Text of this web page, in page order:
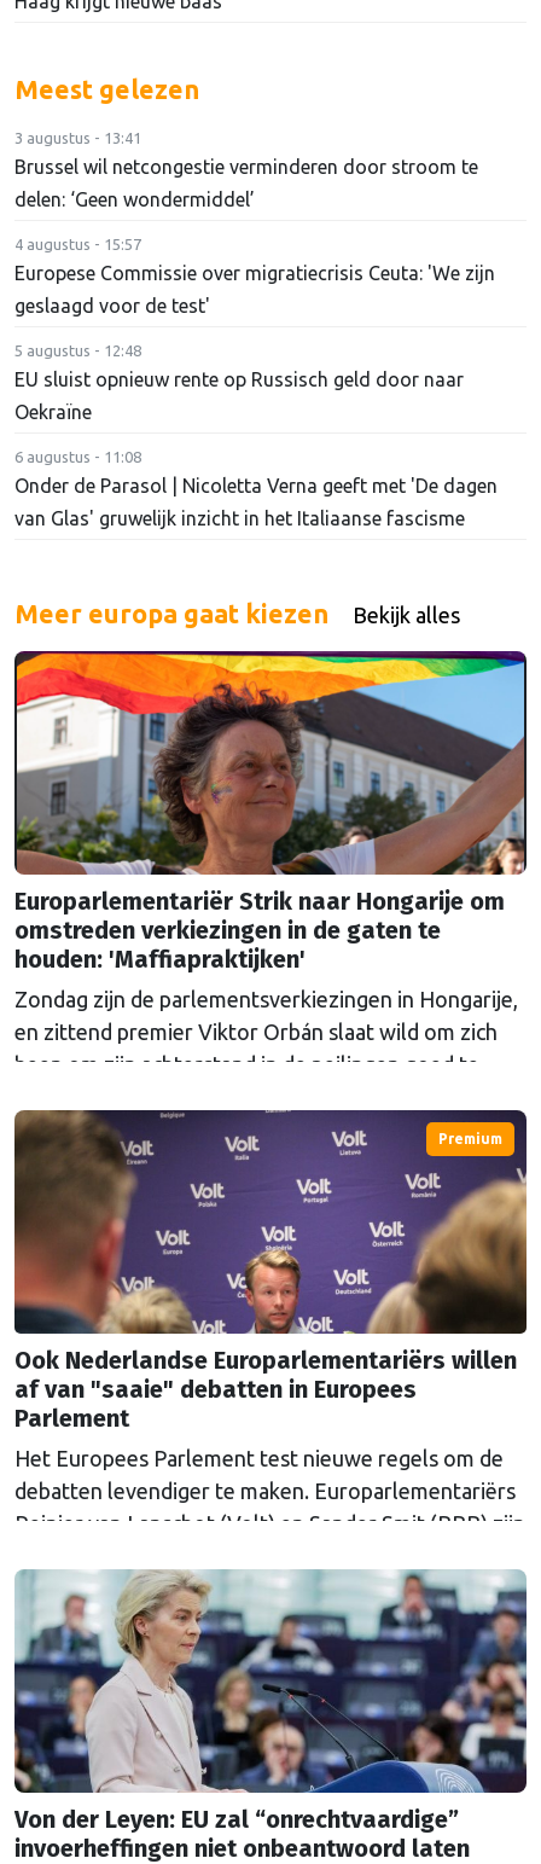
Meest gelezen
3 augustus - 13:41
Brussel wil netcongestie verminderen door stroom te
delen: ‘Geen wondermiddel’
4 augustus - 15:57
Europese Commissie over migratiecrisis Ceuta: 'We zijn
geslaagd voor de test'
5 augustus - 12:48
EU sluist opnieuw rente op Russisch geld door naar
Oekraïne
6 augustus - 11:08
Onder de Parasol | Nicoletta Verna geeft met 'De dagen
van Glas' gruwelijk inzicht in het Italiaanse fascisme
Meer europa gaat kiezen Bekijk alles
Europarlementariër Strik naar Hongarije om
omstreden verkiezingen in de gaten te
houden: 'Maffiapraktijken'
Zondag zijn de parlementsverkiezingen in Hongarije,
en zittend premier Viktor Orbán slaat wild om zich
heen om zijn achterstand in de peilingen goed te
eigen ogen zien of de verkiezingen eerlijk verlopen.
Premium
Ook Nederlandse Europarlementariërs willen
af van "saaie" debatten in Europees
Parlement
Het Europees Parlement test nieuwe regels om de
debatten levendiger te maken. Europarlementariërs
Reinier van Lanschot (Volt) en Sander Smit (BBB) zijn
Von der Leyen: EU zal “onrechtvaardige”
invoerheffingen niet onbeantwoord laten